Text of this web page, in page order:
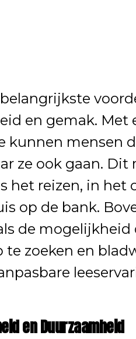
en gemak. Met
kunnen mensen
ze ook gaan.
het reizen, in het
op de bank.
de
te zoeken en
en Duurzaamheid